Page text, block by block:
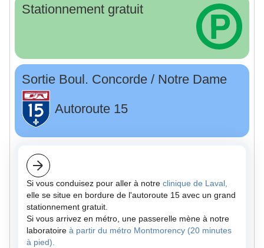
Stationnement gratuit
Sortie Boul. Concorde / Notre Dame
Autoroute 15
Si vous conduisez pour aller à notre clinique de Laval,
elle se situe en bordure de l'autoroute 15 avec un grand
stationnement gratuit.
Si vous arrivez en métro, une passerelle mène à notre
laboratoire à partir du métro Montmorency (20 minutes
à pied).